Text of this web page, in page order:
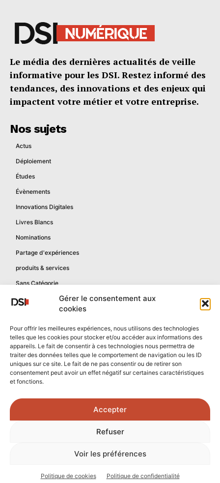
Gérer le consentement aux
cookies
Pour offrir les meilleures expériences, nous utilisons des technologies
telles que les cookies pour stocker et/ou accéder aux informations des
appareils. Le fait de consentir à ces technologies nous permettra de
traiter des données telles que le comportement de navigation ou les ID
uniques sur ce site. Le fait de ne pas consentir ou de retirer son
consentement peut avoir un effet négatif sur certaines caractéristiques
et fonctions.
Accepter
Refuser
Voir les préférences
Politique de cookies Politique de confidentialité
Le média des dernières actualités de veille
informative pour les DSI. Restez informé des
tendances, des innovations et des enjeux qui
impactent votre métier et votre entreprise.
Nos sujets
Actus
Déploiement
Études
Évènements
Innovations Digitales
Livres Blancs
Nominations
Partage d'expériences
produits & services
Sans Catégorie
Mentions légales
Politique de confidentialité
Contactez-nous
Confidentialité reCAPTCHA
Conditions reCAPTCHA
© 2026 - Tous droits réservés - DSI Numérique